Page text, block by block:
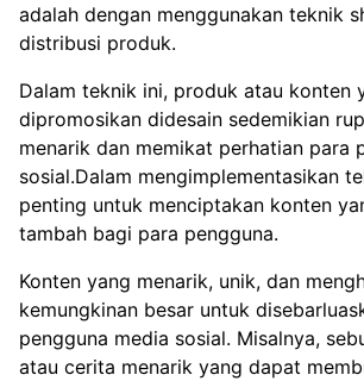
adalah dengan menggunakan teknik
distribusi produk.
Dalam teknik ini, produk atau konten
dipromosikan didesain sedemikian
menarik dan memikat perhatian para
sosial.Dalam mengimplementasikan
penting untuk menciptakan konten
tambah bagi para pengguna.
Konten yang menarik, unik, dan
kemungkinan besar untuk
pengguna media sosial. Misalnya,
atau cerita menarik yang dapat